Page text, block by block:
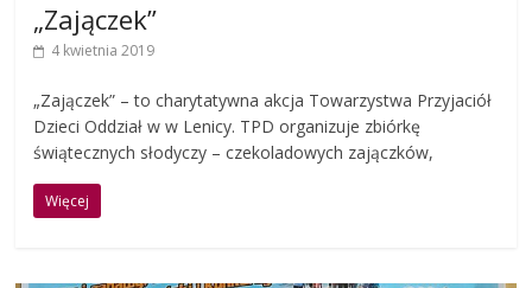
„Zajączek”
4 kwietnia 2019
„Zajączek” – to charytatywna akcja Towarzystwa Przyjaciół
Dzieci Oddział w w Lenicy. TPD organizuje zbiórkę
świątecznych słodyczy – czekoladowych zajączków,
Więcej